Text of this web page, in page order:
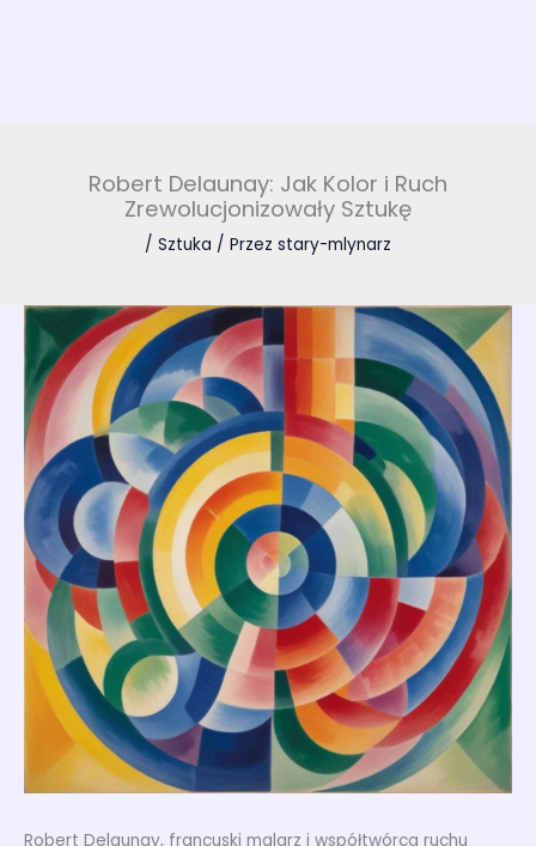
Robert Delaunay: Jak Kolor i Ruch
Zrewolucjonizowały Sztukę
/ Sztuka / Przez stary-mlynarz
Robert Delaunay, francuski malarz i współtwórca ruchu